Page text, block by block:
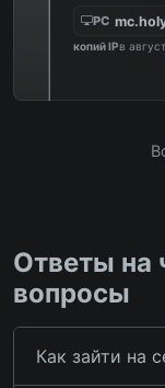
PC
копий IPв
Ответы на
вопросы
Как зайти на